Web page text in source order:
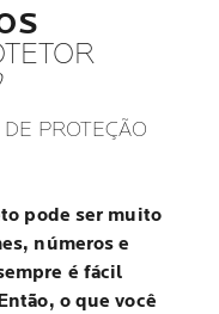
PROTEÇÃO
pode ser muito
números e
é fácil
o que você